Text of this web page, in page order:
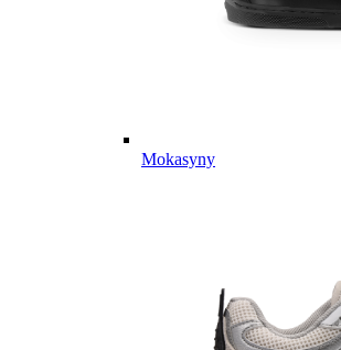
Mokasyny